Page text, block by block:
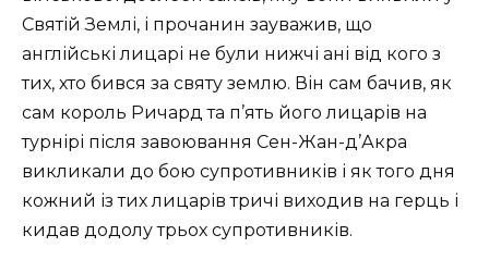
Святій Землі, і прочанин зауважив, що
англійські лицарі не були нижчі ані від кого з
тих, хто бився за святу землю. Він сам бачив, як
сам король Ричард та п’ять його лицарів на
турнірі після завоювання Сен-Жан-д’Акра
викликали до бою супротивників і як того дня
кожний із тих лицарів тричі виходив на герць і
кидав додолу трьох супротивників.